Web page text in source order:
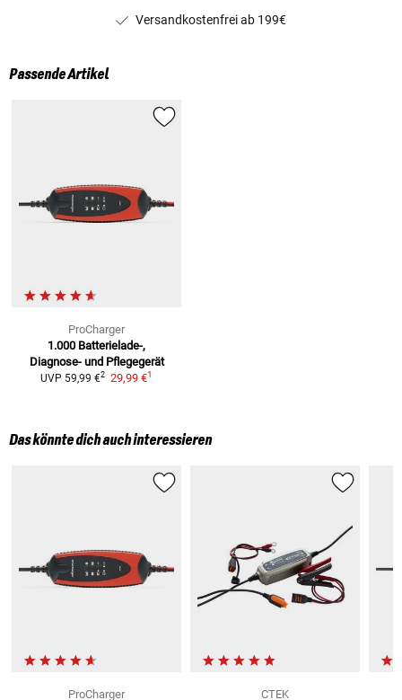
Versandkostenfrei ab 199€
Passende Artikel
ProCharger
1.000 Batterielade-,
Diagnose- und Pflegegerät
UVP 59,99 €2 29,99 €1
Das könnte dich auch interessieren
ProCharger CTEK